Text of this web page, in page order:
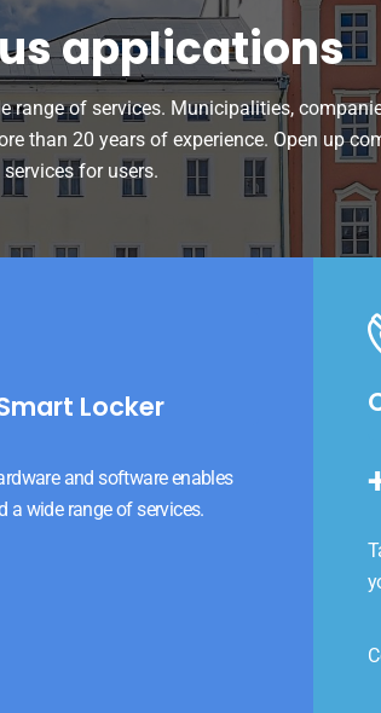
applications
range of services. Municipalities,
than 20 years of experience. Open up
services for users.
Locker
and software enables
a wide range of services.